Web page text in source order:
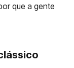
que a gente